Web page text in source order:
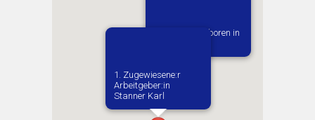
Vermutlich geboren in
1. Zugewiesene:r
Arbeitgeber:in​
Stanner Karl